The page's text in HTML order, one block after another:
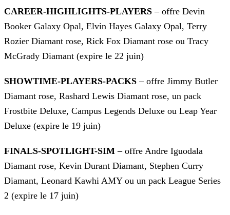
CAREER-HIGHLIGHTS-PLAYERS – offre Devin
Booker Galaxy Opal, Elvin Hayes Galaxy Opal, Terry
Rozier Diamant rose, Rick Fox Diamant rose ou Tracy
McGrady Diamant (expire le 22 juin)
SHOWTIME-PLAYERS-PACKS – offre Jimmy Butler
Diamant rose, Rashard Lewis Diamant rose, un pack
Frostbite Deluxe, Campus Legends Deluxe ou Leap Year
Deluxe (expire le 19 juin)
FINALS-SPOTLIGHT-SIM – offre Andre Iguodala
Diamant rose, Kevin Durant Diamant, Stephen Curry
Diamant, Leonard Kawhi AMY ou un pack League Series
2 (expire le 17 juin)